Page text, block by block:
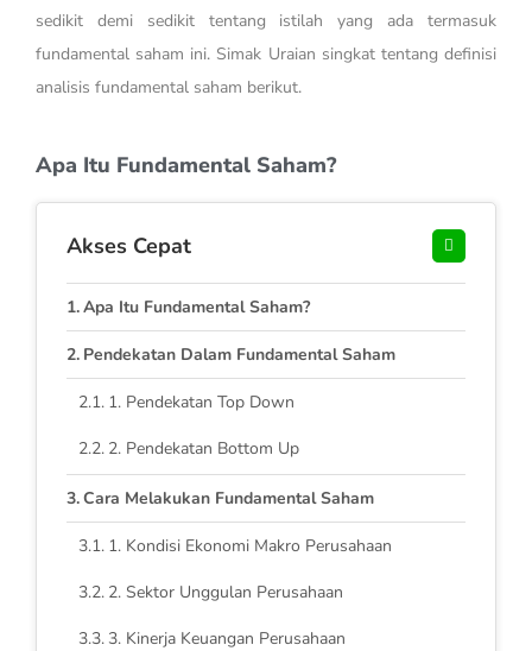
sedikit demi sedikit tentang istilah yang ada termasuk
fundamental saham ini. Simak Uraian singkat tentang definisi
analisis fundamental saham berikut.
Apa Itu Fundamental Saham?
Akses Cepat
Apa Itu Fundamental Saham?
Pendekatan Dalam Fundamental Saham
1. Pendekatan Top Down
2. Pendekatan Bottom Up
Cara Melakukan Fundamental Saham
1. Kondisi Ekonomi Makro Perusahaan
2. Sektor Unggulan Perusahaan
3. Kinerja Keuangan Perusahaan